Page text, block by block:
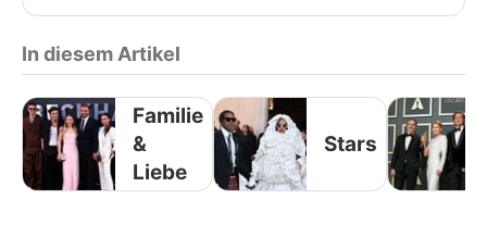
In diesem Artikel
Familie
&
Liebe
Stars